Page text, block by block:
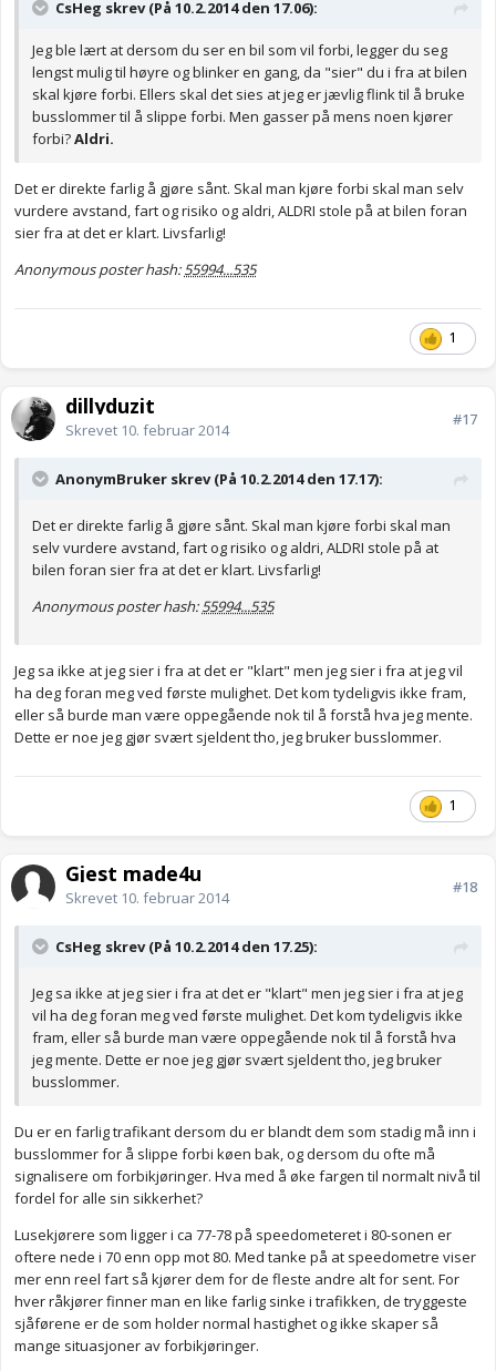
CsHeg skrev (På 10.2.2014 den 17.06):
Jeg ble lært at dersom du ser en bil som vil forbi, legger du seg
lengst mulig til høyre og blinker en gang, da "sier" du i fra at bilen
skal kjøre forbi. Ellers skal det sies at jeg er jævlig flink til å bruke
busslommer til å slippe forbi. Men gasser på mens noen kjører
forbi?Aldri.
Det er direkte farlig å gjøre sånt. Skal man kjøre forbi skal man selv
vurdere avstand, fart og risiko og aldri, ALDRI stole på at bilen foran
sier fra at det er klart. Livsfarlig!
Anonymous poster hash:55994...535
1
dillyduzit
Skrevet 10. februar 2014
#17
AnonymBruker skrev (På 10.2.2014 den 17.17):
Det er direkte farlig å gjøre sånt. Skal man kjøre forbi skal man
selv vurdere avstand, fart og risiko og aldri, ALDRI stole på at
bilen foran sier fra at det er klart. Livsfarlig!
Anonymous poster hash:55994...535
Jeg sa ikke at jeg sier i fra at det er "klart" men jeg sier i fra at jeg vil
ha deg foran meg ved første mulighet. Det kom tydeligvis ikke fram,
eller så burde man være oppegående nok til å forstå hva jeg mente.
Dette er noe jeg gjør svært sjeldent tho, jeg bruker busslommer.
1
Gjest made4u
Skrevet 10. februar 2014
#18
CsHeg skrev (På 10.2.2014 den 17.25):
Jeg sa ikke at jeg sier i fra at det er "klart" men jeg sier i fra at jeg
vil ha deg foran meg ved første mulighet. Det kom tydeligvis ikke
fram, eller så burde man være oppegående nok til å forstå hva
jeg mente. Dette er noe jeg gjør svært sjeldent tho, jeg bruker
busslommer.
Du er en farlig trafikant dersom du er blandt dem som stadig må inn i
busslommer for å slippe forbi køen bak, og dersom du ofte må
signalisere om forbikjøringer. Hva med å øke fargen til normalt nivå til
fordel for alle sin sikkerhet?
Lusekjørere som ligger i ca 77-78 på speedometeret i 80-sonen er
oftere nede i 70 enn opp mot 80. Med tanke på at speedometre viser
mer enn reel fart så kjører dem for de fleste andre alt for sent. For
hver råkjører finner man en like farlig sinke i trafikken, de tryggeste
sjåførene er de som holder normal hastighet og ikke skaper så
mange situasjoner av forbikjøringer.